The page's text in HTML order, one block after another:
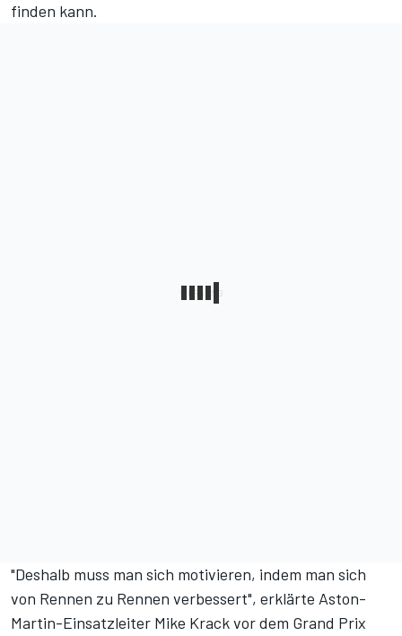
finden kann.
"Deshalb muss man sich motivieren, indem man sich
von Rennen zu Rennen verbessert", erklärte Aston-
Martin-Einsatzleiter Mike Krack vor dem Grand Prix